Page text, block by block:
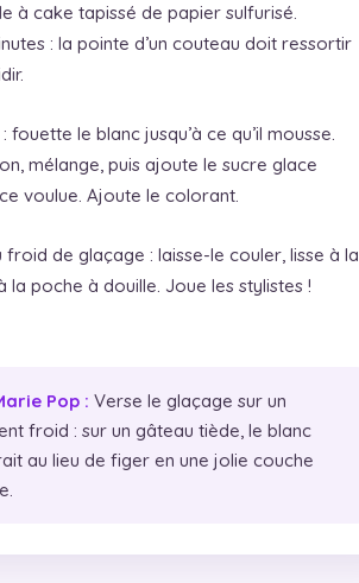
à cake tapissé de papier sulfurisé.
: la pointe d’un couteau doit ressortir
le blanc jusqu’à ce qu’il mousse.
mélange, puis ajoute le sucre glace
voulue. Ajoute le colorant.
de glaçage : laisse-le couler, lisse à la
poche à douille. Joue les stylistes !
Pop : Verse le glaçage sur un
froid : sur un gâteau tiède, le blanc
au lieu de figer en une jolie couche